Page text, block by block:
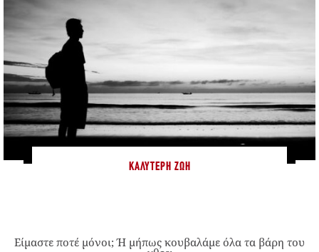
ΚΑΛΎΤΕΡΗ ΖΩΉ
Είμαστε ποτέ μόνοι; Ή μήπως κουβαλάμε όλα τα βάρη του